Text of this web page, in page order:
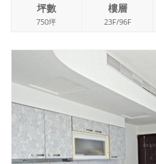
坪數
750坪
樓層
23F/96F